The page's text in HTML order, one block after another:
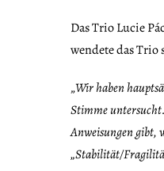
Das Trio Lucie
wendete das Trio
„Wir haben
Stimme
Anweisungen gibt,
„Stabilität/